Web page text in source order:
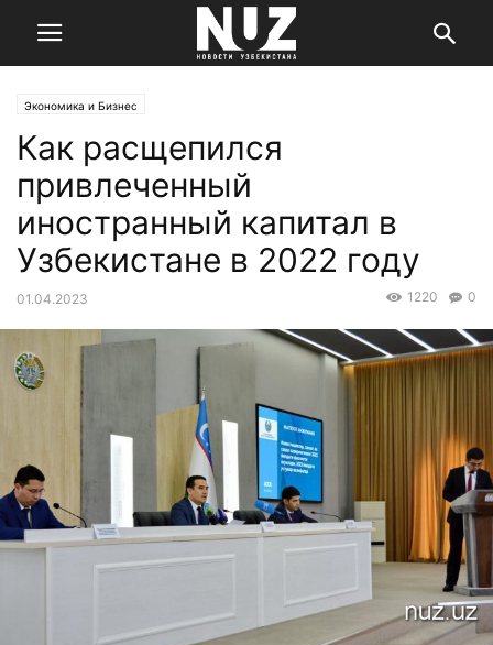
Экономика и Бизнес
Как расщепился
привлеченный
иностранный капитал в
Узбекистане в 2022 году
01.04.2023 0
1220